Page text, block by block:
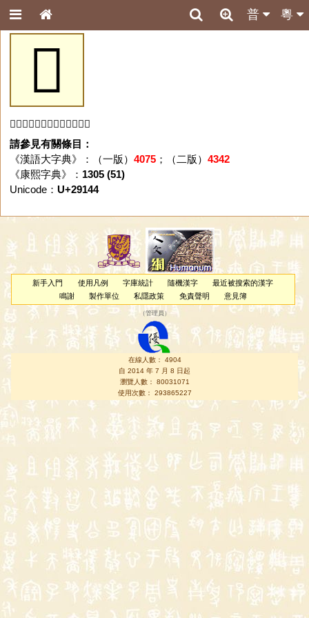
粵
普
𩅄
「𩅄」字未收錄於本資料庫。
請參見有關條目：
《漢語大字典》：（一版） 4075；（二版） 4342
《康熙字典》： 1305 (51)
Unicode： U+29144
新手入門 使用凡例 字庫統計 隨機漢字
最近被搜索的漢字
鳴謝
製作單位 私隱政策 免責聲明 意見簿
（管理員 ）
在線人數： 4904
自 2014 年 7 月 8 日起
瀏覽人數： 80031071
使用次數： 293865227